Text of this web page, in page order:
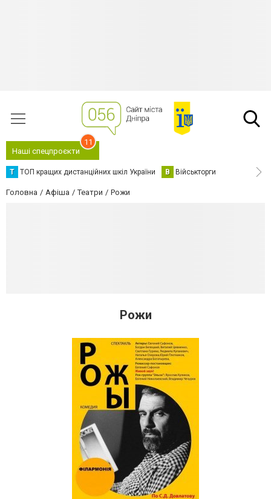
Наші спецпроєкти
11
Т ТОП кращих дистанційних шкіл України В Військторги
Головна Афіша Театри Рожи
Рожи